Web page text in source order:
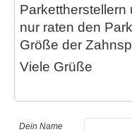
Parkettherstellern
nur raten den
Größe der
Viele Grüße
Dein Name